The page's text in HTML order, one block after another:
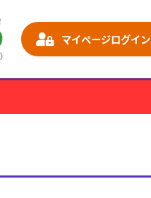
マイページログイン